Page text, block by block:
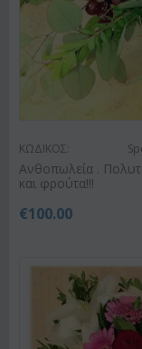
ΚΩΔΙΚΟΣ:
Ανθοπωλεία .
και φρούτα!!!
€100.00